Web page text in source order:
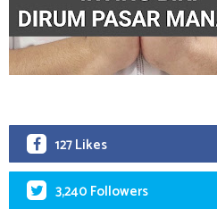
127 Likes
3,240 Followers